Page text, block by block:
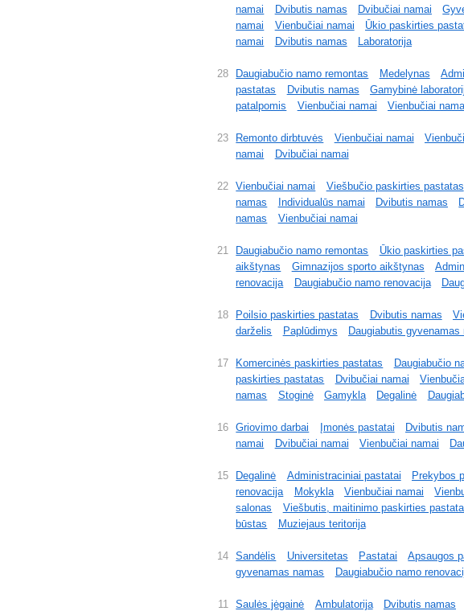
namai
Dvibutis namas Dvibučiai namai
namai
Vienbučiai namai Ūkio paskirties
namai
Dvibutis namas Laboratorija
28 Daugiabučio namo remontas Medelynas
pastatas
Dvibutis namas Gamybinė
patalpomis
Vienbučiai namai Vienbučiai
23 Remonto dirbtuvės Vienbučiai namai
namai
Dvibučiai namai
22 Vienbučiai namai Viešbučio paskirties pastatas
namas
Individualūs namai Dvibutis namas
namas
Vienbučiai namai
21 Daugiabučio namo remontas Ūkio paskirties
aikštynas
Gimnazijos sporto aikštynas
renovacija
Daugiabučio namo renovacija
18 Poilsio paskirties pastatas Dvibutis namas
darželis
Paplūdimys Daugiabutis
17 Komercinės paskirties pastatas Daugiabučio
paskirties pastatas
Dvibučiai namai
namas
Stoginė Gamykla Degalinė
16 Griovimo darbai Įmonės pastatai Dvibutis
namai
Dvibučiai namai Vienbučiai namai
15 Degalinė Administraciniai pastatai Prekybos
renovacija
Mokykla Vienbučiai namai
salonas
Viešbutis, maitinimo paskirties
būstas
Muziejaus teritorija
14 Sandėlis Universitetas Pastatai Apsaugos
gyvenamas namas
Daugiabučio namo
11 Saulės jėgainė Ambulatorija Dvibutis namas